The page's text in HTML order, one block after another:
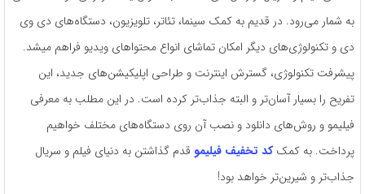
به شمار می‌رود. در قدیم به کمک سینما، تئاتر، تلویزیون، دستگاه‌های دی وی
دی و تکنولوژی‌های دیگر امکان تماشای انواع محتواهای ویدیو فراهم میشد.
پیشرفت تکنولوژی، گسترش اینترنت و طراحی اپلیکیشن‌های جدید، این
تفریح را بسیار آسان‌تر و البته جذاب‌تر کرده است. در این مطلب به معرفی
فیلیمو و روش‌های دانلود و نصب آن روی دستگاه‌های مختلف خواهیم
پرداخت. به کمککد تخفیف فیلیمو قدم گذاشتن به دنیای فیلم و سریال
جذاب‌تر و شیرین‌تر خواهد بود!